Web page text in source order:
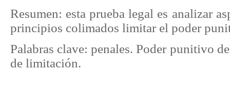
Resumen: esta prueba legal es analizar
principios colimados limitar el poder
Palabras clave: penales. Poder punitivo
de limitación.